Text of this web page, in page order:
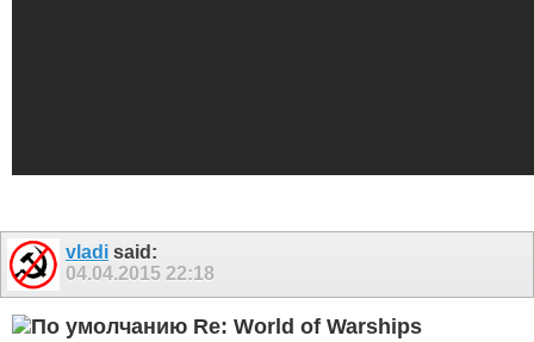
vladi said:
04.04.2015 22:18
Re: World of Warships